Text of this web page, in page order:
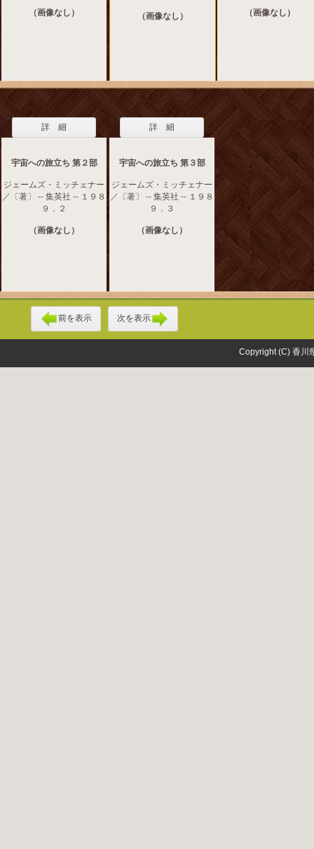
（画像なし） （画像なし） （画像なし）
詳 細
宇宙への旅立ち 第２部
ジェームズ・ミッチェナー
／〔著〕 -- 集英社 -- １９８
９．２
（画像なし）
詳 細
宇宙への旅立ち 第３部
ジェームズ・ミッチェナー
／〔著〕 -- 集英社 -- １９８
９．３
（画像なし）
前を表示 次を表示
Copyright (C) 香川